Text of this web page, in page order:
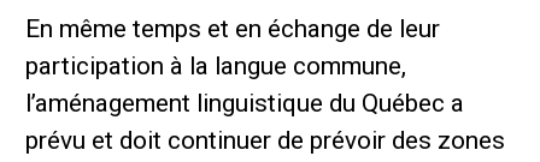
En même temps et en échange de leur
participation à la langue commune,
l’aménagement linguistique du Québec a
prévu et doit continuer de prévoir des zones